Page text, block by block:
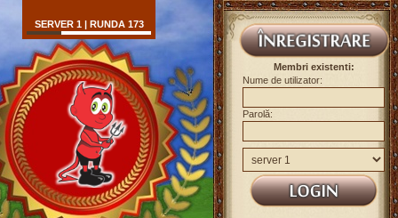
SERVER 1 | RUNDA 173
Membri existenti:
Nume de utilizator:
Parolă: